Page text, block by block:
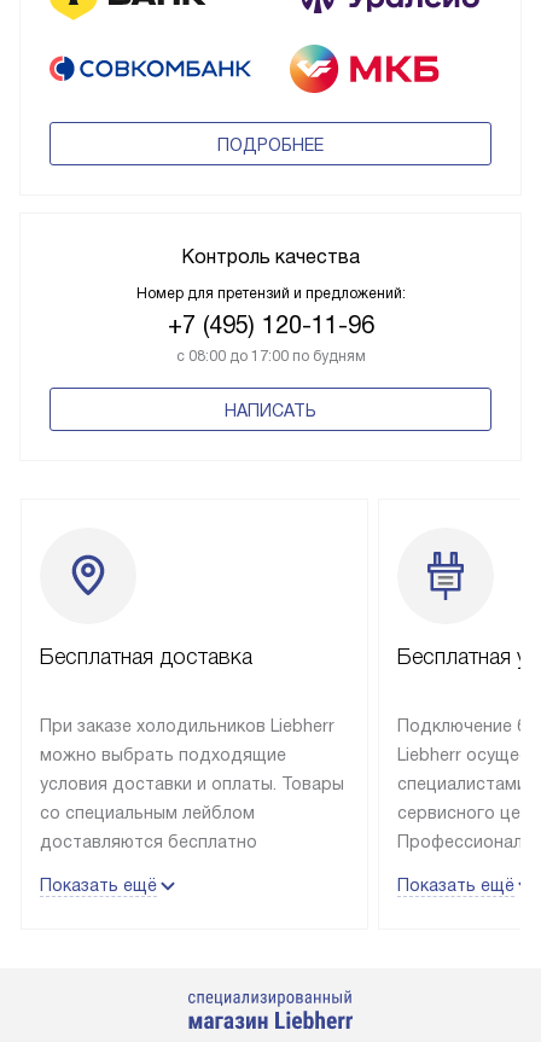
ПОДРОБНЕЕ
Контроль качества
Номер для претензий и предложений:
+7 (495) 120-11-96
с 08:00 до 17:00 по будням
НАПИСАТЬ
Бесплатная доставка
При заказе холодильников Liebherr
можно выбрать подходящие
условия доставки и оплаты. Товары
со специальным лейблом
доставляются бесплатно
до подъезда, выезд за МКАД
в течение трех дней. Доставка
Показать ещё
Бесплатная
Подключение
Liebherr
специалистами
сервисного
эксплуатации
Показать ещё